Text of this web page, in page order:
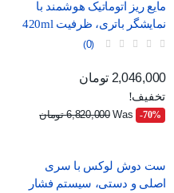
مایع ریز اتوماتیک هوشمند با
نمایشگر باتری، ظرفیت 420ml
و استاندارد ضدآب IPX5
0
قیمت عادی
قیمت
2,046,000 تومان
تخفیف!
‎-70%
Was 6,820,000 تومان
ست دوش لوکس با سری
اصلی و دستی، سیستم فشار